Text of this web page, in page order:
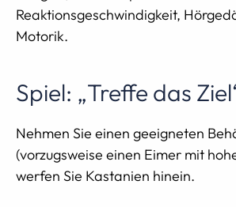
Reaktionsgeschwindigkeit,
Motorik.
Spiel: „Treffe das
Nehmen Sie einen geeigneten
(vorzugsweise einen Eimer mit
werfen Sie Kastanien hinein.